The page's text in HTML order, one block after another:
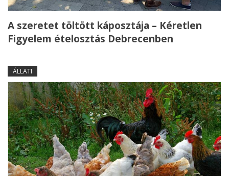
A szeretet töltött káposztája – Kéretlen
Figyelem ételosztás Debrecenben
ÁLLATI